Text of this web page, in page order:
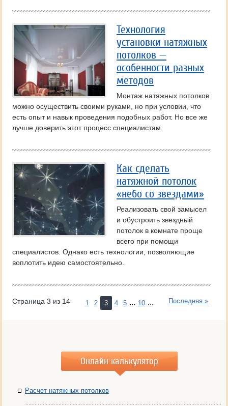
Технология
установки натяжных
потолков —
особенности разных
методов
Монтаж натяжных потолков
можно осуществить своими руками, но при условии, что
есть опыт и навык проведения подобных работ. Но все же
лучше доверить этот процесс специалистам.
Как сделать
натяжной потолок
«небо со звездами»
Реализовать свой замысел
и обустроить звездный
потолок в комнате проще
всего при помощи
специалистов. Однако есть технологии, позволяющие
воплотить идею самостоятельно.
Страница 3 из 14 1 2 3 4 5 ... 10 ... Последняя »
Онлайн калькулятор
Расчет натяжных потолков